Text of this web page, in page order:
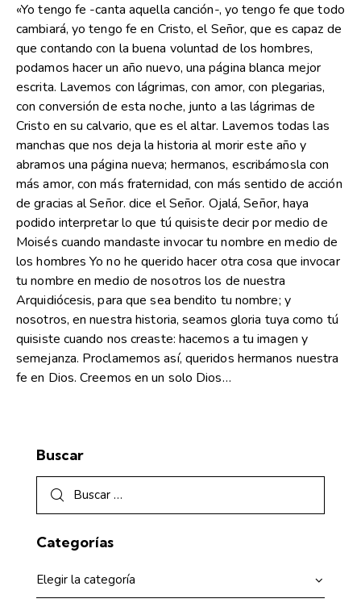
«Yo tengo fe -canta aquella canción-, yo tengo fe que todo
cambiará, yo tengo fe en Cristo, el Señor, que es capaz de
que contando con la buena voluntad de los hombres,
podamos hacer un año nuevo, una página blanca mejor
escrita. Lavemos con lágrimas, con amor, con plegarias,
con conversión de esta noche, junto a las lágrimas de
Cristo en su calvario, que es el altar. Lavemos todas las
manchas que nos deja la historia al morir este año y
abramos una página nueva; hermanos, escribámosla con
más amor, con más fraternidad, con más sentido de acción
de gracias al Señor. dice el Señor. Ojalá, Señor, haya
podido interpretar lo que tú quisiste decir por medio de
Moisés cuando mandaste invocar tu nombre en medio de
los hombres Yo no he querido hacer otra cosa que invocar
tu nombre en medio de nosotros los de nuestra
Arquidiócesis, para que sea bendito tu nombre; y
nosotros, en nuestra historia, seamos gloria tuya como tú
quisiste cuando nos creaste: hacemos a tu imagen y
semejanza. Proclamemos así, queridos hermanos nuestra
fe en Dios. Creemos en un solo Dios…
Buscar
Categorías